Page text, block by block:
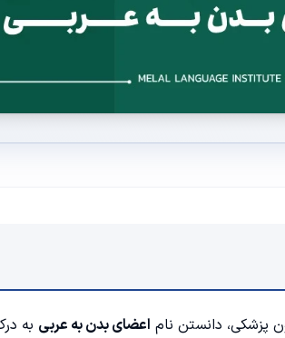
پزشکی، دانستن نام اعضای بدن به عربی به